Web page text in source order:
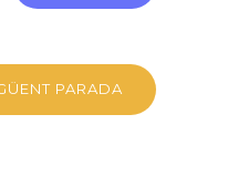
PARADA